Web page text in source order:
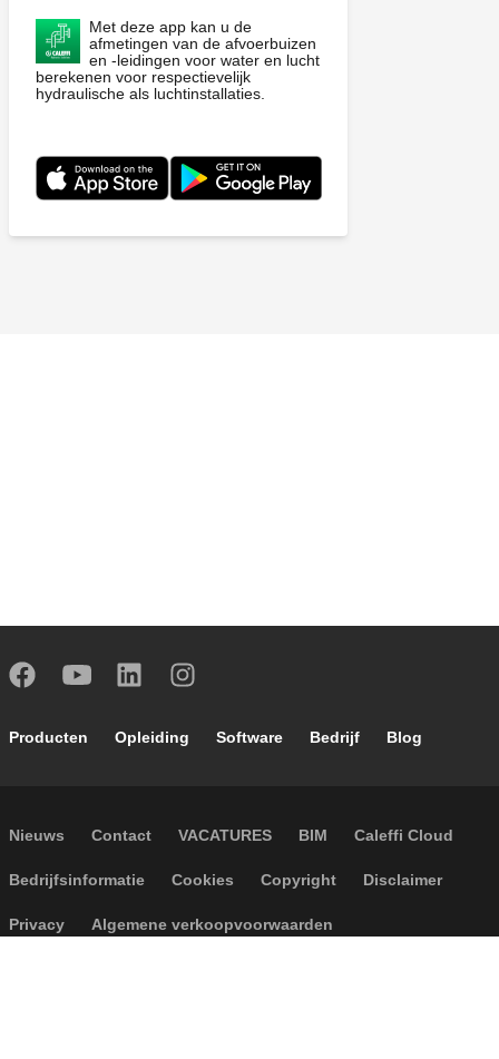
Met deze app kan u de
afmetingen van de afvoerbuizen
en -leidingen voor water en lucht
berekenen voor respectievelijk
hydraulische als luchtinstallaties.
Footer main navigation
Producten Opleiding Software Bedrijf Blog
Footer secondary navigation
Nieuws Contact VACATURES BIM Caleffi Cloud
Footer menu
Bedrijfsinformatie Cookies Copyright Disclaimer
Privacy Algemene verkoopvoorwaarden